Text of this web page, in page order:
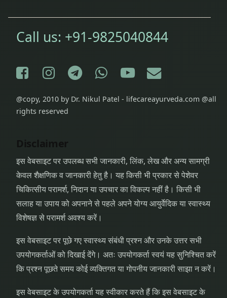
Call us: +91-9825040844
Facebook
Instagram
Telegram
WhatsApp
YouTube
E-mail
@copy, 2010 by Dr. Nikul Patel - lifecareayurveda.com @all
rights reserved
Disclaimer
इस वेबसाइट पर उपलब्ध सभी जानकारी, लिंक, लेख और अन्य सामग्री
केवल शैक्षणिक व जानकारी हेतु है। यह किसी भी प्रकार से पेशेवर
चिकित्सीय परामर्श, निदान या उपचार का विकल्प नहीं है। किसी भी
सलाह या उपाय को अपनाने से पहले अपने योग्य आयुर्वेदिक या स्वास्थ्य
विशेषज्ञ से परामर्श अवश्य करें।
इस वेबसाइट पर पूछे गए स्वास्थ्य संबंधी प्रश्न और उनके उत्तर सभी
उपयोगकर्ताओं को दिखाई देंगे। अतः उपयोगकर्ता स्वयं यह सुनिश्चित करें
कि प्रश्न पूछते समय कोई व्यक्तिगत या गोपनीय जानकारी साझा न करें।
इस वेबसाइट के उपयोगकर्ता यह स्वीकार करते हैं कि इस वेबसाइट के